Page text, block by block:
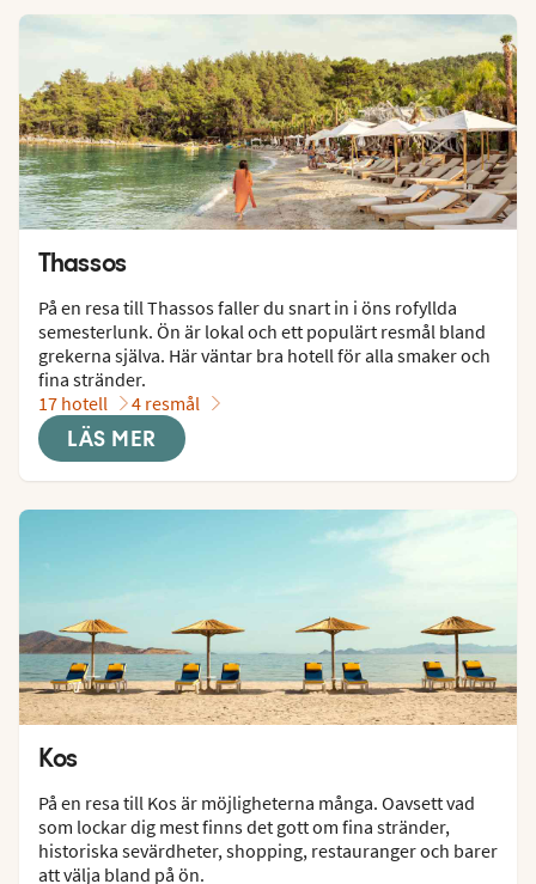
Thassos
På en resa till Thassos faller du snart in i öns rofyllda
semesterlunk. Ön är lokal och ett populärt resmål bland
grekerna själva. Här väntar bra hotell för alla smaker och
fina stränder.
17 hotell
4 resmål
LÄS MER
Kos
På en resa till Kos är möjligheterna många. Oavsett vad
som lockar dig mest finns det gott om fina stränder,
historiska sevärdheter, shopping, restauranger och barer
att välja bland på ön.